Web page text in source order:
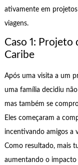
ativamente em
viagens.
Caso 1: Projeto
Caribe
Após uma visita a um
uma família decidiu
mas também se
Eles começaram a
incentivando amigos a
Como resultado, mais
aumentando o